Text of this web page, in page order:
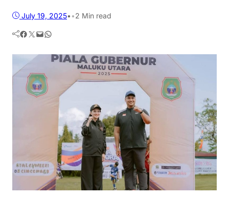
July 19, 2025• •2 Min read
Facebook Twitter Mail WhatsApp